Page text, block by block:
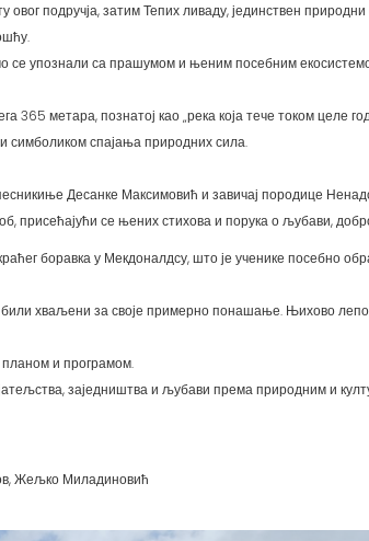
подручја, затим Тепих ливаду, јединствен природни
се упознали са прашумом и њеним посебним
365 метара, познатој као „река која тече током целе
симболиком спајања природних сила.
Десанке Максимовић и завичај породице
присећајући се њених стихова и порука о љубави,
боравка у Мекдоналдсу, што је ученике посебно
били хваљени за своје примерно понашање. Њихово
планом и програмом.
заједништва и љубави према природним и
Жељко Миладиновић